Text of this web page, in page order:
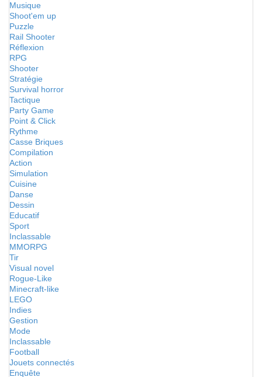
Musique
Shoot'em up
Puzzle
Rail Shooter
Réflexion
RPG
Shooter
Stratégie
Survival horror
Tactique
Party Game
Point & Click
Rythme
Casse Briques
Compilation
Action
Simulation
Cuisine
Danse
Dessin
Educatif
Sport
Inclassable
MMORPG
Tir
Visual novel
Rogue-Like
Minecraft-like
LEGO
Indies
Gestion
Mode
Inclassable
Football
Jouets connectés
Enquête